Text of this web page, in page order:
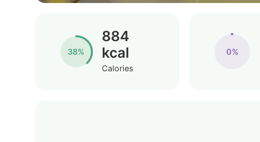
38%
884
kcal
Calories
0%